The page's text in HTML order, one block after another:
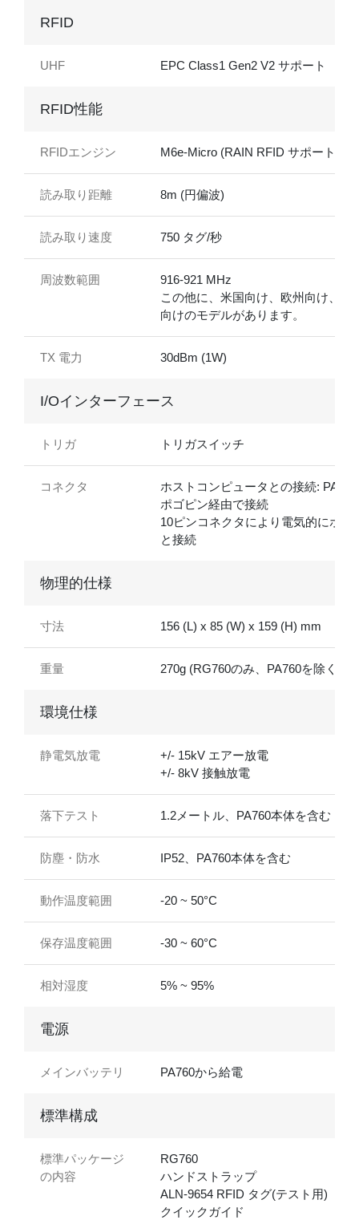
RFID
UHF EPC Class1 Gen2 V2 サポート
RFID性能
RFIDエンジン M6e-Micro (RAIN RFID サポート)
読み取り距離 8m (円偏波)
読み取り速度 750 タグ/秒
周波数範囲
916-921 MHz
この他に、米国向け、欧州向け、台
向けのモデルがあります。
TX 電力 30dBm (1W)
I/Oインターフェース
トリガ トリガスイッチ
コネクタ
ホストコンピュータとの接続: PA760
ポゴピン経由で接続
10ピンコネクタにより電気的にホス
と接続
物理的仕様
寸法 156 (L) x 85 (W) x 159 (H) mm
重量 270g (RG760のみ、PA760を除く)
環境仕様
静電気放電
+/- 15kV エアー放電
+/- 8kV 接触放電
落下テスト 1.2メートル、PA760本体を含む
防塵・防水 IP52、PA760本体を含む
動作温度範囲 -20 ~ 50°C
保存温度範囲 -30 ~ 60°C
相対湿度 5% ~ 95%
電源
メインバッテリ PA760から給電
標準構成
標準パッケージ
の内容
RG760
ハンドストラップ
ALN-9654 RFID タグ(テスト用)
クイックガイド